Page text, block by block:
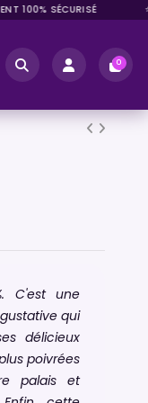
100% SÉCURISÉ ⭐
0
C'est une
qui
délicieux
poivrées
palais et